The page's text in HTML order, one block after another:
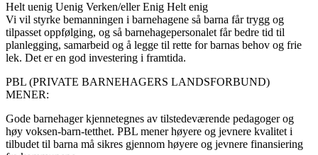
Helt uenig Uenig Verken/ellerEnig Helt enig
Vi vil styrke bemanningen i barnehagene så barna får trygg og
tilpasset oppfølging, og så barnehagepersonalet får bedre tid til
planlegging, samarbeid og å legge til rette for barnas behov og frie
lek. Det er en god investering i framtida.
PBL (PRIVATE BARNEHAGERS LANDSFORBUND)
MENER:
Gode barnehager kjennetegnes av tilstedeværende pedagoger og
høy voksen-barn-tetthet. PBL mener høyere og jevnere kvalitet i
tilbudet til barna må sikres gjennom høyere og jevnere finansiering